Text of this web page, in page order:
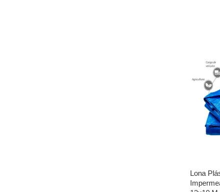
Lona